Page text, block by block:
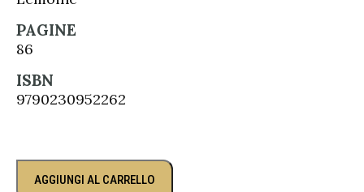
PAGINE
86
ISBN
9790230952262
AGGIUNGI AL CARRELLO